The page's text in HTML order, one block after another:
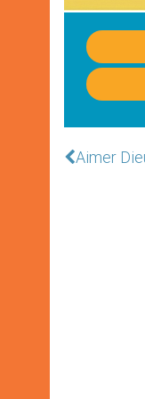
Aimer